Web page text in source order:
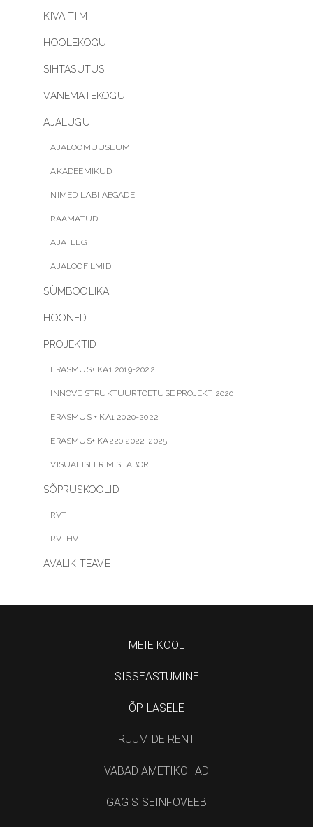
KIVA TIIM
HOOLEKOGU
SIHTASUTUS
VANEMATEKOGU
AJALUGU
AJALOOMUUSEUM
AKADEEMIKUD
NIMED LÄBI AEGADE
RAAMATUD
AJATELG
AJALOOFILMID
SÜMBOOLIKA
HOONED
PROJEKTID
ERASMUS+ KA1 2019-2022
INNOVE STRUKTUURTOETUSE PROJEKT 2020
ERASMUS + KA1 2020-2022
ERASMUS+ KA220 2022-2025
VISUALISEERIMISLABOR
SÕPRUSKOOLID
RVT
RVTHV
AVALIK TEAVE
MEIE KOOL
SISSEASTUMINE
ÕPILASELE
RUUMIDE RENT
VABAD AMETIKOHAD
GAG SISEINFOVEEB